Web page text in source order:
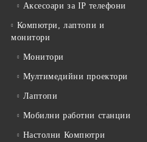
Аксесоари за IP телефони
Компютри, лаптопи и
монитори
Монитори
Мултимедийни проектори
Лаптопи
Мобилни работни станции
Настолни Компютри